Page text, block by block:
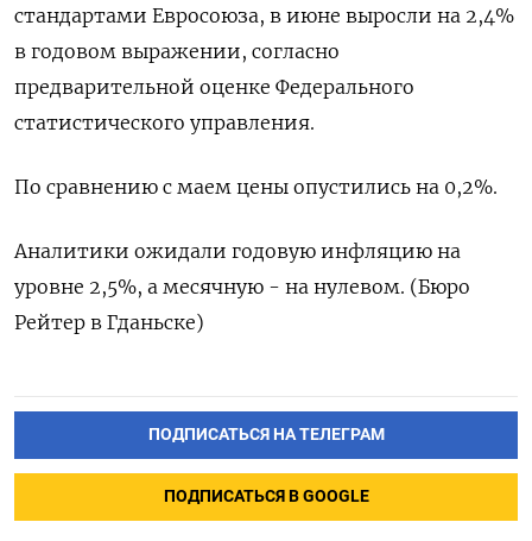
стандартами ⁠Евросоюза, ‌в июне выросли ‌на 2,4%
​в ‌годовом выражении, ​согласно
‌предварительной оценке Федерального
статистического управления.
По ​сравнению ​с ‌маем ​цены опустились на 0,2%.
Аналитики ожидали годовую инфляцию ​на
⁠уровне 2,5%, ‌а месячную - ‌на нулевом. (Бюро ​
Рейтер в ‌Гданьске)
ПОДПИСАТЬСЯ НА ТЕЛЕГРАМ
ПОДПИСАТЬСЯ В GOOGLE